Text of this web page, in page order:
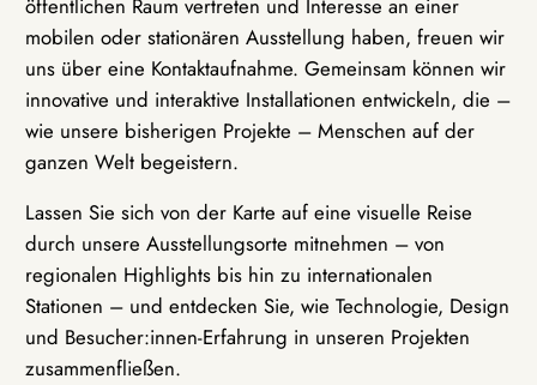
mobilen oder stationären Ausstellung haben, freuen wir
uns über eine Kontaktaufnahme. Gemeinsam können wir
innovative und interaktive Installationen entwickeln, die –
wie unsere bisherigen Projekte – Menschen auf der
ganzen Welt begeistern.
Lassen Sie sich von der Karte auf eine visuelle Reise
durch unsere Ausstellungsorte mitnehmen – von
regionalen Highlights bis hin zu internationalen
Stationen – und entdecken Sie, wie Technologie, Design
und Besucher:innen-Erfahrung in unseren Projekten
zusammenfließen.